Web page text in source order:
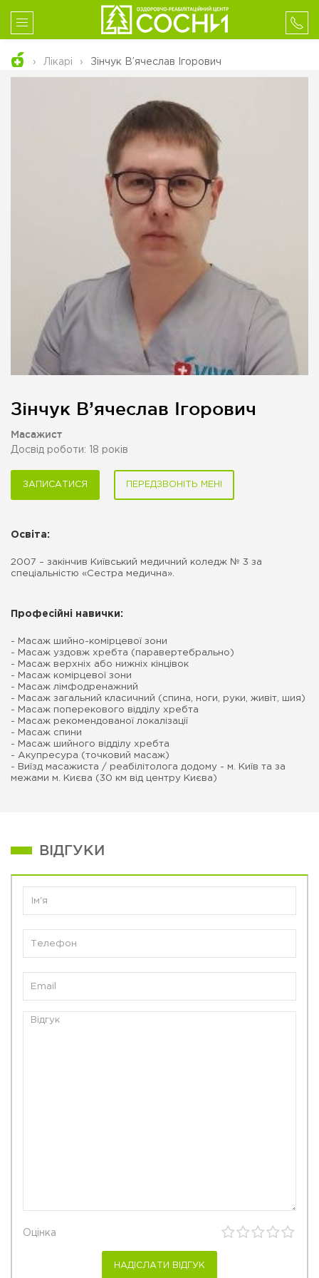
Лікарі Зінчук В’ячеслав Ігорович
Зінчук В’ячеслав Ігорович
Масажист
Досвід роботи: 18 років
ЗАПИСАТИСЯ ПЕРЕДЗВОНІТЬ МЕНІ
Освіта:
2007 – закінчив Київський медичний коледж № 3 за
спеціальністю «Сестра медична».
Професійні навички:
- Масаж шийно-комірцевої зони
- Масаж уздовж хребта (паравертебрально)
- Масаж верхніх або нижніх кінцівок
- Масаж комірцевої зони
- Масаж лімфодренажний
- Масаж загальний класичний (спина, ноги, руки, живіт, шия)
- Масаж поперекового відділу хребта
- Масаж рекомендованої локалізації
- Масаж спини
- Масаж шийного відділу хребта
- Акупресура (точковий масаж)
- Виїзд масажиста / реабілітолога додому - м. Київ та за
межами м. Києва (30 км від центру Києва)
ВІДГУКИ
Оцінка